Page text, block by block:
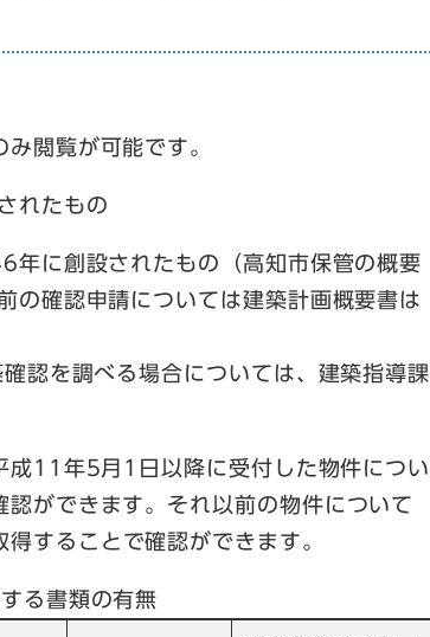
閲覧が可能です。
れたもの
に創設されたもの（高知市保管の概要
の確認申請については建築計画概要書は
認を調べる場合については、建築指導課
11年5月1日以降に受付した物件につい
ができます。それ以前の物件について
得することで確認ができます。
る書類の有無